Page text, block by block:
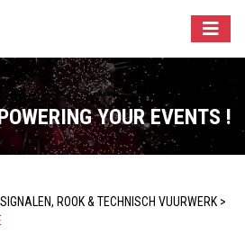
YOUR EVENTS !
ROOK & TECHNISCH VUURWERK >